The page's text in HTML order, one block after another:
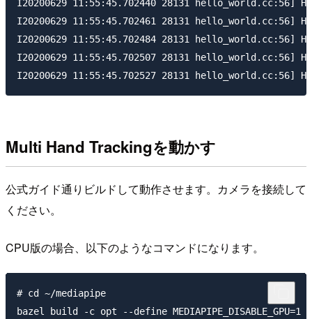
I20200629 11:55:45.702440 28131 hello_world.cc:56]
I20200629 11:55:45.702461 28131 hello_world.cc:56]
I20200629 11:55:45.702484 28131 hello_world.cc:56]
I20200629 11:55:45.702507 28131 hello_world.cc:56]
Multi Hand Trackingを動かす
公式ガイド通りビルドして動作させます。カメラを接続して
ください。
CPU版の場合、以下のようなコマンドになります。
# cd ~/mediapipe
bazel build -c opt --define MEDIAPIPE_DISABLE_GPU=1 \